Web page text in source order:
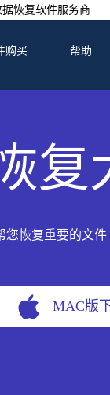
恢复软件服务商
购买 帮助
复
您恢复重要的文件
MAC版